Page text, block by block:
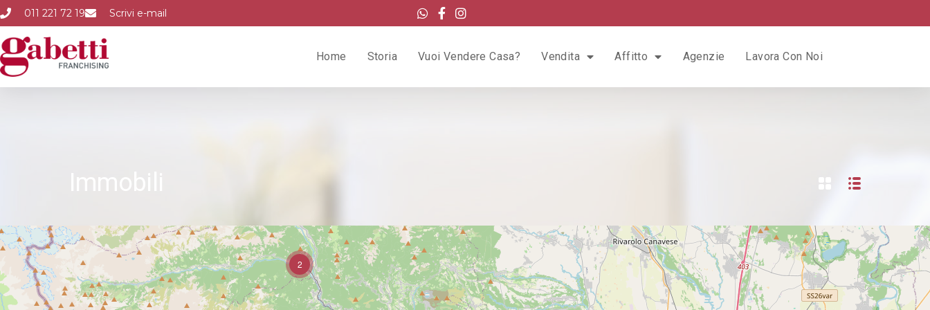
011 221 72 19 Scrivi e-mail
Home Storia Vuoi Vendere Casa? Vendita Affitto Agenzie Lavora Con Noi
2